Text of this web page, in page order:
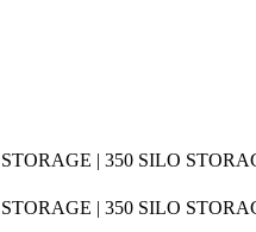
| 350 SILO
| 350 SILO